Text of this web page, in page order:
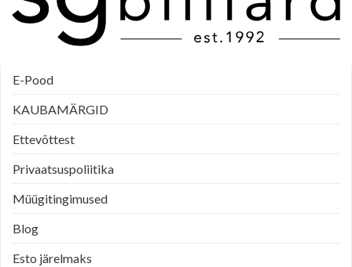
E-Pood
KAUBAMÄRGID
Ettevõttest
Privaatsuspoliitika
Müügitingimused
Blog
Esto järelmaks